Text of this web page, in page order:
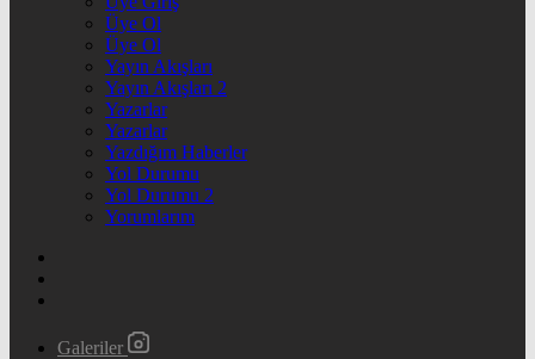
Üye Ol
Üye Ol
Yayın Akışları
Yayın Akışları 2
Yazarlar
Yazarlar
Yazdığım Haberler
Yol Durumu
Yol Durumu 2
Yorumlarım
Galeriler